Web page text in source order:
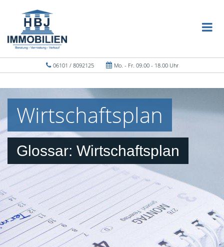
06101 / 8092125 Mo. - Fr. 09.00 - 18.00 Uhr
Wirtschaftsplan
Glossar: Wirtschaftsplan